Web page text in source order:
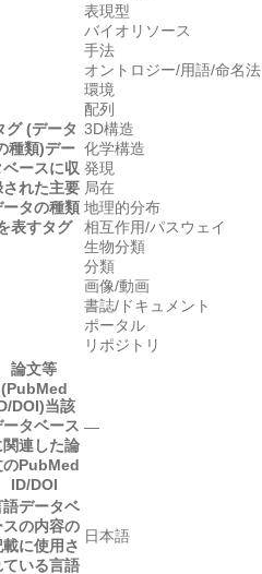
グ (データ
種類)デー
ベースに収
された主要
ータの種類
表すタグ
表現型
バイオリソース
手法
オントロジー/用語/命名法
環境
配列
3D構造
化学構造
発現
局在
地理的分布
相互作用/パスウェイ
生物分類
分類
画像/動画
書誌/ドキュメント
ポータル
リポジトリ
論文等
(PubMed
DOI)当該
ータベース
関連した論
のPubMed
ID/DOI
―
語データベ
スの内容の
載に使用さ
ている言語
日本語